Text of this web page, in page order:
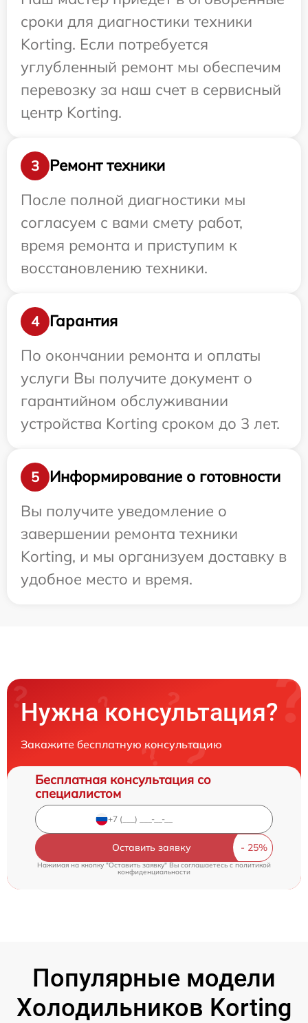
сроки для диагностики техники
Korting. Если потребуется
углубленный ремонт мы обеспечим
перевозку за наш счет в сервисный
центр Korting.
3
Ремонт техники
После полной диагностики мы
согласуем с вами смету работ,
время ремонта и приступим к
восстановлению техники.
4
Гарантия
По окончании ремонта и оплаты
услуги Вы получите документ о
гарантийном обслуживании
устройства Korting сроком до 3 лет.
5
Информирование о готовности
Вы получите уведомление о
завершении ремонта техники
Korting, и мы организуем доставку в
удобное место и время.
Нужна консультация?
Закажите бесплатную консультацию
Бесплатная консультация со
специалистом
Оставить заявку
Нажимая на кнопку "Оставить заявку" Вы соглашаетесь cполитикой
конфиденциальности
Популярные модели
Холодильников Korting